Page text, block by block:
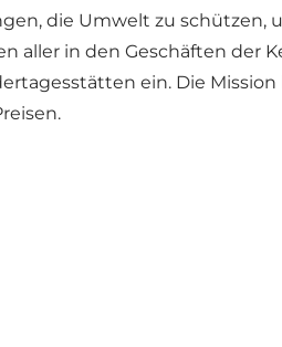
die Umwelt zu schützen,
aller in den Geschäften
ein. Die